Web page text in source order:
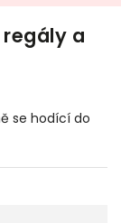
a
se hodící do